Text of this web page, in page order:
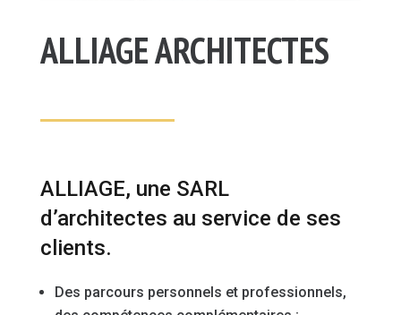
ALLIAGE ARCHITECTES
ALLIAGE, une SARL
d’architectes au service de ses
clients.
Des parcours personnels et professionnels,